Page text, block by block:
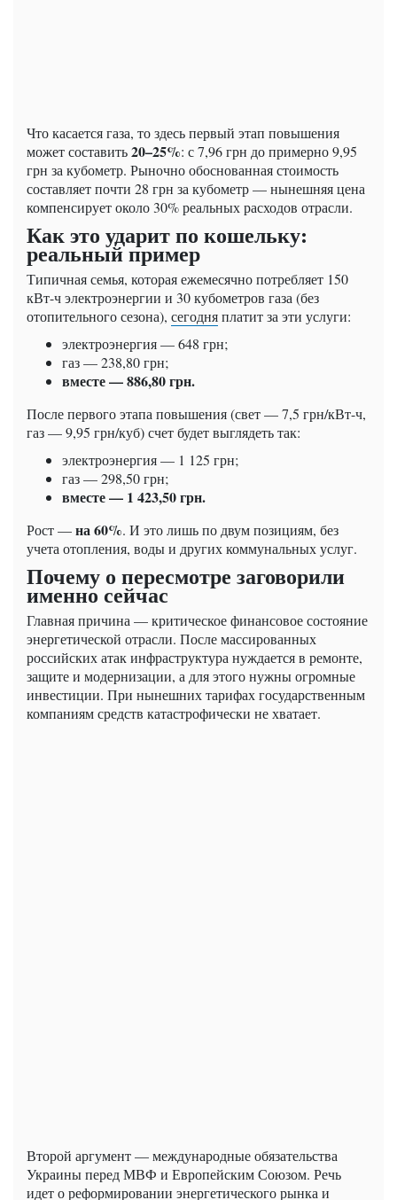
Что касается газа, то здесь первый этап повышения
может составить20–25%: с 7,96 грн до примерно 9,95
грн за кубометр. Рыночно обоснованная стоимость
составляет почти 28 грн за кубометр — нынешняя цена
компенсирует около 30% реальных расходов отрасли.
Как это ударит по кошельку:
реальный пример
Типичная семья, которая ежемесячно потребляет 150
кВт-ч электроэнергии и 30 кубометров газа (без
отопительного сезона), сегодняплатит за эти услуги:
электроэнергия — 648 грн;
газ — 238,80 грн;
вместе — 886,80 грн.
После первого этапа повышения (свет — 7,5 грн/кВт-ч,
газ — 9,95 грн/куб) счет будет выглядеть так:
электроэнергия — 1 125 грн;
газ — 298,50 грн;
вместе — 1 423,50 грн.
Рост —на 60%. И это лишь по двум позициям, без
учета отопления, воды и других коммунальных услуг.
Почему о пересмотре заговорили
именно сейчас
Главная причина — критическое финансовое состояние
энергетической отрасли. После массированных
российских атак инфраструктура нуждается в ремонте,
защите и модернизации, а для этого нужны огромные
инвестиции. При нынешних тарифах государственным
компаниям средств катастрофически не хватает.
Второй аргумент — международные обязательства
Украины перед МВФ и Европейским Союзом. Речь
идет о реформировании энергетического рынка и